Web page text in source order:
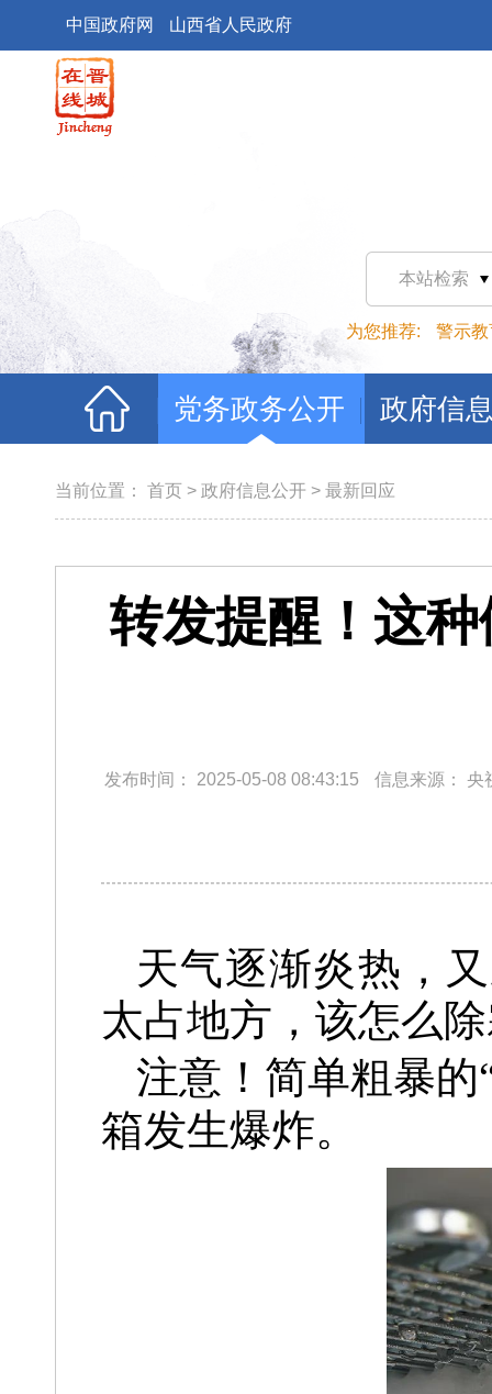
中国政府网 山西省人民政府
本站检索
为您推荐: 警示教
党务政务公开 政府信
当前位置： 首页 > 政府信息公开 > 最新回应
转发提醒！这
发布时间： 2025-05-08 08:43:15 信息来源： 央
天气逐渐炎热，
太占地方， 该怎么
注意！简单粗暴的
箱发生爆炸。